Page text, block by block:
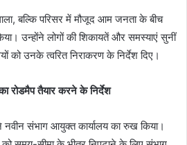
बल्कि परिसर में मौजूद आम जनता के बीच
उन्होंने लोगों की शिकायतें और समस्याएं सुनीं
को उनके त्वरित निराकरण के निर्देश दिए।
रोडमैप तैयार करने के निर्देश
नवीन संभाग आयुक्त कार्यालय का रुख किया।